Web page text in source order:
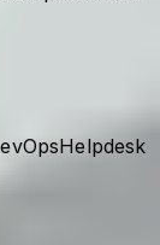
Helpdesk